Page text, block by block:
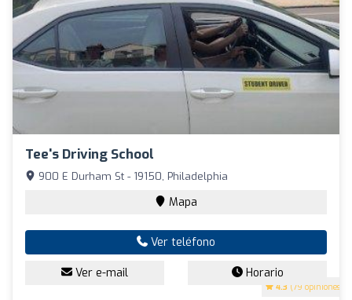
Tee's Driving School
4.3 (79 opiniones)
900 E Durham St - 19150, Philadelphia
Mapa
Ver teléfono
Ver e-mail Horario